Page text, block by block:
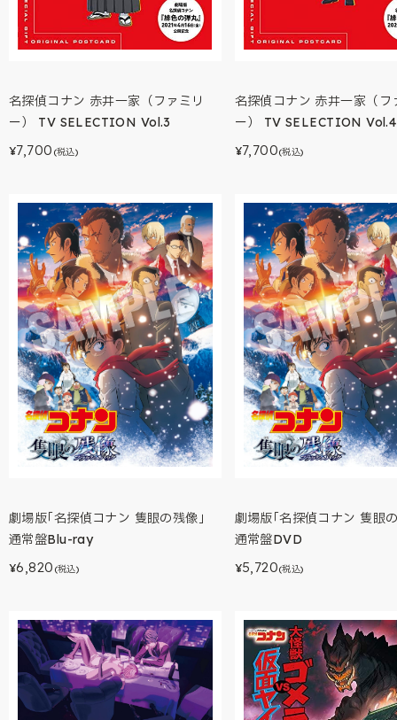
名探偵コナン 赤井一家（ファミリ
ー） TV SELECTION Vol.3
¥7,700 (税込)
名探偵コナン 赤井一家（フ
ー） TV SELECTION Vol.4
¥7,700(税込)
劇場版｢名探偵コナン 隻眼の残像｣
通常盤Blu-ray
¥6,820 (税込)
劇場版｢名探偵コナン 隻眼
通常盤DVD
¥5,720(税込)